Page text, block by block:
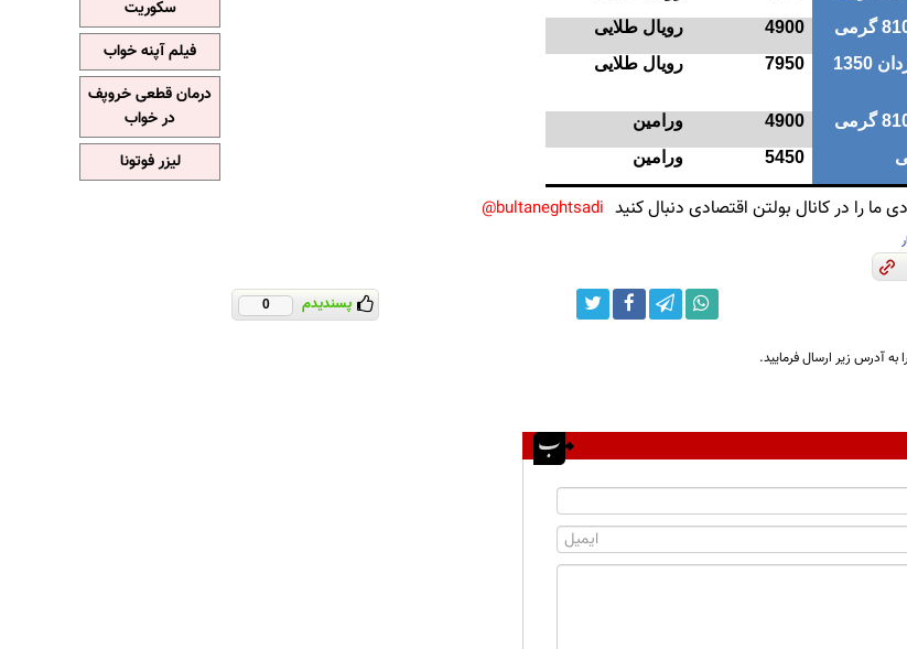
4900
رویال طلایی
روغن نباتی مایع آفتاب گردان 1350
7950 رویال طلایی
4900
ورامین
5450 ورامین
را در کانال بولتن اقتصادی دنبال کنید bultaneghtsadi@
پسندیدم 0
به آدرس زیر ارسال فرمایید.
سکوریت
فیلم آپنه خواب
درمان قطعی خروپف
در خواب
لیزر فوتونا